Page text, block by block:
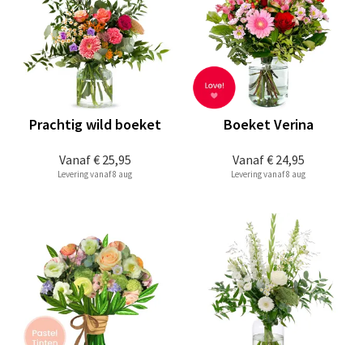
Vanaf€ 25,95
Prachtig wild boeket
Levering vanaf 8 aug
Vanaf€ 24,95
Boeket Verina
Levering vanaf 8 aug